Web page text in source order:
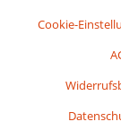
Cookie-